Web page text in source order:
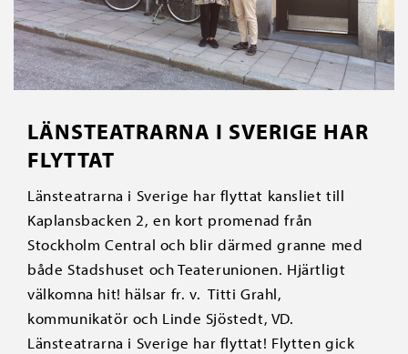
LÄNSTEATRARNA I SVERIGE HAR
FLYTTAT
Länsteatrarna i Sverige har flyttat kansliet till
Kaplansbacken 2, en kort promenad från
Stockholm Central och blir därmed granne med
både Stadshuset och Teaterunionen. Hjärtligt
välkomna hit! hälsar fr. v. Titti Grahl,
kommunikatör och Linde Sjöstedt, VD.
Länsteatrarna i Sverige har flyttat! Flytten gick